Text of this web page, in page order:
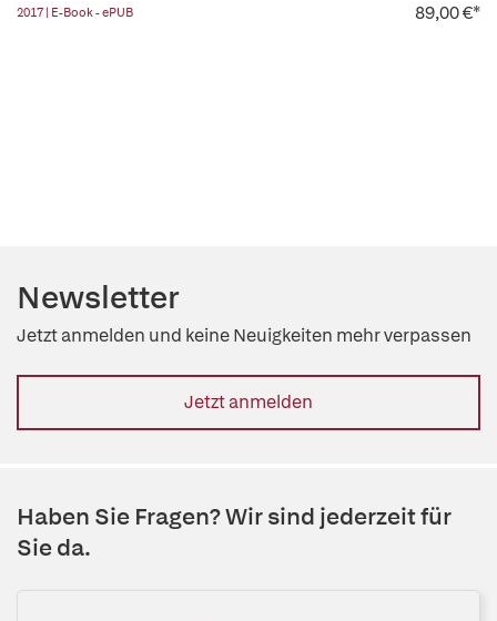
2017 | E-Book - ePUB 89,00 €*
Newsletter
Jetzt anmelden und keine Neuigkeiten mehr verpassen
Jetzt anmelden
Haben Sie Fragen? Wir sind jederzeit für
Sie da.